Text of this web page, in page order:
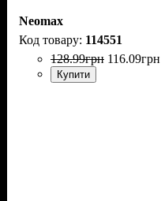
Neomax
114551
128.99грн 116.09грн
Купити